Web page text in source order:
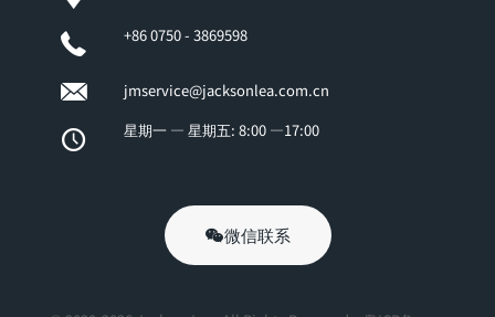
+86 0750 - 3869598
jmservice@jacksonlea.com.cn
星期一 — 星期五: 8:00 —17:00
微信联系